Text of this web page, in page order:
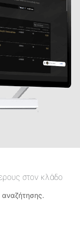
στον κλάδο
αναζήτησης.